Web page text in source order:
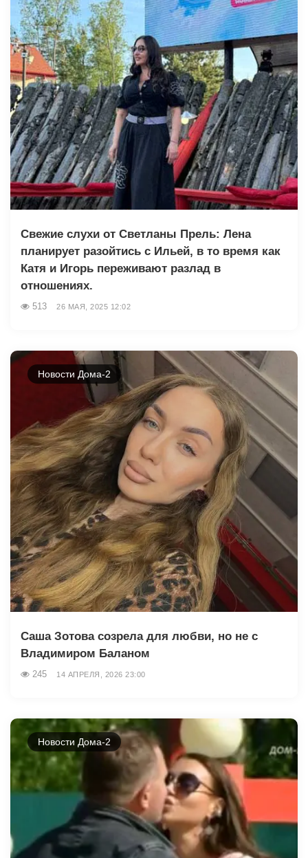
Свежие слухи от Светланы Прель: Лена
планирует разойтись с Ильей, в то время как
Катя и Игорь переживают разлад в
отношениях.
513 26 МАЯ, 2025 12:02
Новости Дома-2
Саша Зотова созрела для любви, но не с
Владимиром Баланом
245 14 АПРЕЛЯ, 2026 23:00
Новости Дома-2